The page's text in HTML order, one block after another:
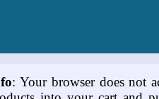
: Your browser does not